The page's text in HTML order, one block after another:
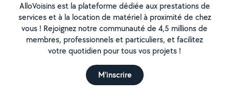
AlloVoisins est la plateforme dédiée aux prestations de
services et à la location de matériel à proximité de chez
vous ! Rejoignez notre communauté de 4,5 millions de
membres, professionnels et particuliers, et facilitez
votre quotidien pour tous vos projets !
M'inscrire